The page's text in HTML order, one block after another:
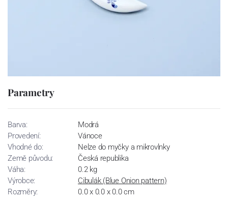
Parametry
Barva:
Modrá
Provedení:
Vánoce
Vhodné do:
Nelze do myčky a mikrovlnky
Země původu:
Česká republika
Váha:
0.2 kg
Výrobce:
Cibulák (Blue Onion pattern)
Rozměry:
0.0 x 0.0 x 0.0 cm